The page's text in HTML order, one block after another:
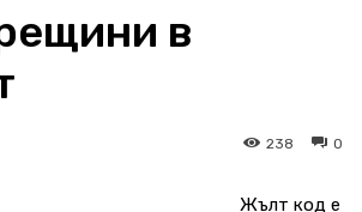
в
0
238
Жълт код е